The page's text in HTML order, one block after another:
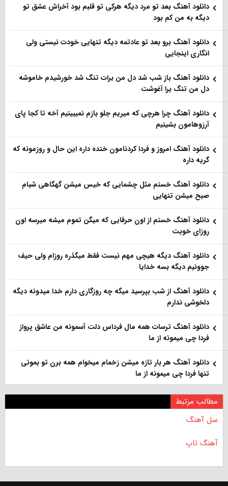
دانلود آهنگ بعد تو مرد دیگه هرکی تو قلبم بود آخراش عشق تو
دیگه به من کم بود
دانلود آهنگ برو بعد تو عادتمه دیگه تنهایی خودت نیستی ولی
انگاری اینجایی
دانلود آهنگ باز شب شد دل من برات تنگ شد خورشیدم خاموشه
دل من تنگ برا آغوشت
دانلود آهنگ چرا هرچی که میریم جلو بازم نمیبینیم آخه تا کجا پای
آرزوهامون بشینیم
دانلود آهنگ امروز و فردا کردنامون خنده داره این حال و روزمونه که
گریه داره
دانلود آهنگ خستم مثل چشمایی که خیس میشن گهگاهی شبام
صبح میشن تنهایی
دانلود آهنگ خستم از اون حرفایی که میگن تموم میشه میرسه اون
روزای خوبت
دانلود آهنگ دیگه هیچی مهم نیست فقط میگذره روزام ولی حیف
جوونیم دیگه بسه خدایا
دانلود آهنگ از شب بپرسید میگه چه روزگاری دارم خدا میدونه دیگه
دلخوشی ندارم
دانلود آهنگ ترسات همه مال فرداس دلت آسمونه من عاشق پرواز
فردا چی میمونه از ما
دانلود آهنگ هر بار تازه میشن زخمام میخوام همه برن تو بمونی
تنها فردا چی میمونه از ما
مطالب مرتبط
سل آهنگ
آهنگ تاپ